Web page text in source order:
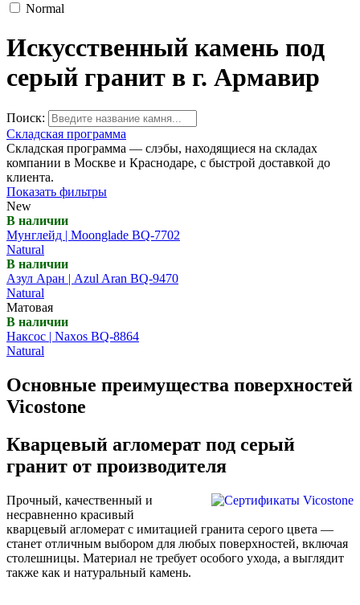
Normal
Искусственный камень под
серый гранит в г. Армавир
Поиск:
Складская программа
Складская программа — слэбы, находящиеся на складах
компании в Москве и Краснодаре, с быстрой доставкой до
клиента.
Показать фильтры
New
В наличии
Мунглейд | Moonglade BQ-7702
Natural
В наличии
Азул Аран | Azul Aran BQ-9470
Natural
Матовая
В наличии
Наксос | Naxos BQ-8864
Natural
Основные преимущества поверхностей
Vicostone
Кварцевый агломерат под серый
гранит от производителя
Прочный, качественный и
несравненно красивый
кварцевый агломерат с имитацией гранита серого цвета —
станет отличным выбором для любых поверхностей, включая
столешницы. Материал не требует особого ухода, а выглядит
также как и натуральный камень.